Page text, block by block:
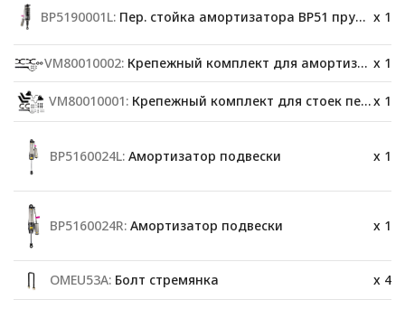
BP5190001L:Пер. стойка амортизатора BP51 пружина левая сторона x 1
VM80010002: Крепежный комплект для амортизаторов зад x 1
VM80010001:Крепежный комплект для стоек перед x 1
BP5160024L: Амортизатор подвески x 1
BP5160024R: Амортизатор подвески x 1
OMEU53A: Болт стремянка x 4